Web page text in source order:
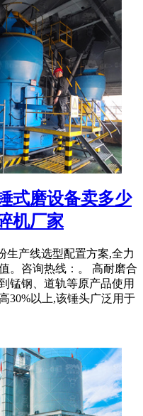
式磨设备卖多少
机厂家
生产线选型配置方案,全力
。咨询热线：。 高耐磨合
锰钢、道轨等原产品使用
30%以上,该锤头广泛用于